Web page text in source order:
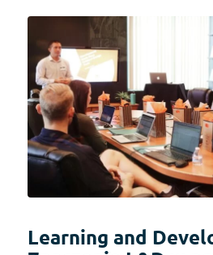
Learning and